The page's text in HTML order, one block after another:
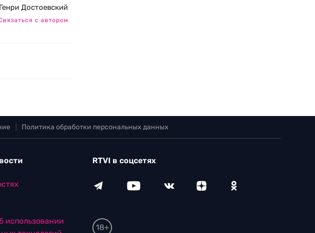
Генри Достоевский
с автором
Политика обработки персональных данных
использовании
RTVI в соцсетях
18+